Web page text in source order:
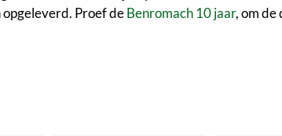
Proef deBenromach 10 jaar, om